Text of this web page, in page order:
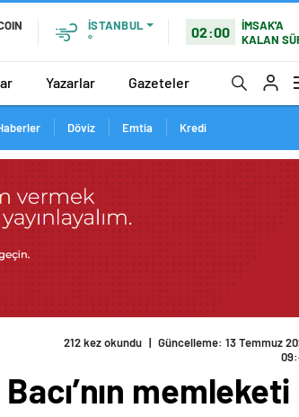
İSTANBUL
°
02:00
İMSAK'A
KALAN
Yazarlar Gazeteler
Döviz Emtia Kredi
212 kez okundu | Güncelleme: 13 Temmuz
memleketi